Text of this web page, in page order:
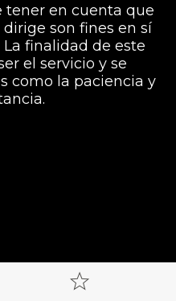
tener en cuenta que
son fines en sí
finalidad de este
el servicio y se
como la paciencia y